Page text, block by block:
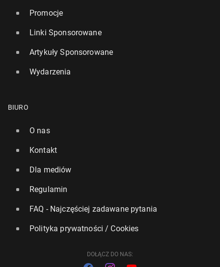
To bry­tyj­skie miasto wy­prze­dzi­ło Londyn w świa­to­
wym ran­kin­gu naj­lep­szych miast
Promocje
Linki Sponsorowane
Artykuły Sponsorowane
Wydarzenia
BIURO
O nas
Kontakt
Dla mediów
Regulamin
FAQ - Najczęściej zadawane pytania
Polityka prywatności / Cookies
DOŁĄCZ DO NAS: